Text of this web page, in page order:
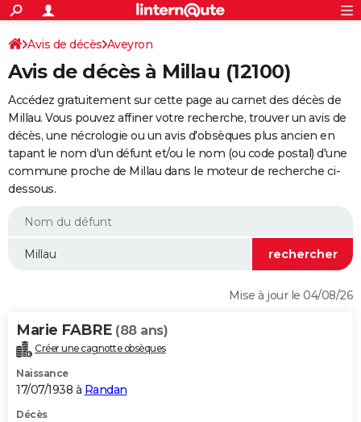
ACTUALITÉS
Politique
Société
Faits Divers
Education
Monde
Villes
+
SPORT
Coupe du monde 2026
Football
Tennis
Cyclisme
Rugby
Forum
Programme TV
TNTStreaming
Cinéma
Sorties cinéma
Musique
+
FINANCE
Retraite
Epargne
Immobilier
Risques naturels par ville
Assurance
AUTO
Essais
Réserver un essai
Citadines
Berlines
SUV
Forum auto
+
HIGH-TECH
BRICOLAGE
WEEK-END
Alimentation
Guide de la santé
Maladies
Médicaments
Sommeil
VOYAGE
Destinations
City break
Voyage nature
Voyage de noces
Forum
Climat
+PHOTO
GUIDES D'ACHAT
Avis de décès Aveyron
Avis de décès à Millau (12100)
Accédez gratuitement sur cette page au carnet des décès de
Millau. Vous pouvez affiner votre recherche, trouver un avis de
décès, une nécrologie ou un avis d'obsèques plus ancien en
tapant le nom d'un défunt et/ou le nom (ou code postal) d'une
commune proche de Millau dans le moteur de recherche ci-
dessous.
Mise à jour le 04/08/26
Marie FABRE (88 ans)
Créer une cagnotte obsèques
Naissance
17/07/1938 à Randan
Décès